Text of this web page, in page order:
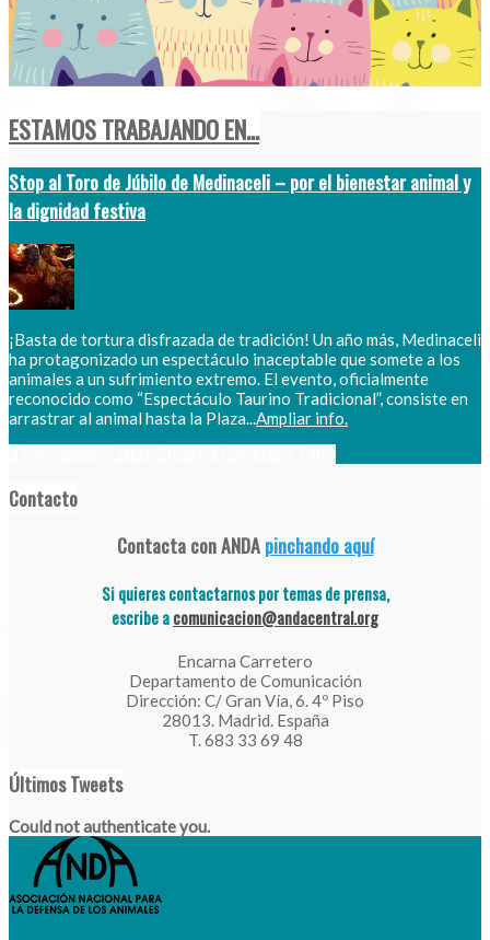
ESTAMOS TRABAJANDO EN...
Stop al Toro de Júbilo de Medinaceli – por el bienestar animal y
la dignidad festiva
¡Basta de tortura disfrazada de tradición! Un año más, Medinaceli
ha protagonizado un espectáculo inaceptable que somete a los
animales a un sufrimiento extremo. El evento, oficialmente
reconocido como “Espectáculo Taurino Tradicional”, consiste en
arrastrar al animal hasta la Plaza...Ampliar info.
Contacto
Contacta con ANDApinchando aquí
Si quieres contactarnos por temas de prensa,
escribe acomunicacion@andacentral.org
Encarna Carretero
Departamento de Comunicación
Dirección: C/ Gran Vía, 6. 4º Piso
28013. Madrid. España
T. 683 33 69 48
Últimos Tweets
Could not authenticate you.